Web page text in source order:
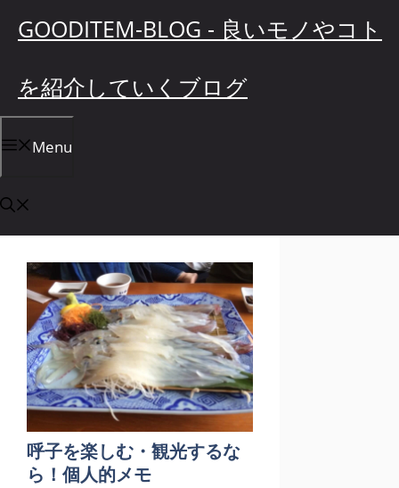
ツ
へ
ス
キ
GOODITEM-BLOG - 良いモノやコト
を紹介していくブログ
Menu
呼子を楽しむ・観光するな
ら！個人的メモ